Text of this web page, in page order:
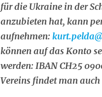
für die Ukraine in der
anzubieten hat, kann
aufnehmen:
können auf das Konto
werden: IBAN CH25
Vereins findet man